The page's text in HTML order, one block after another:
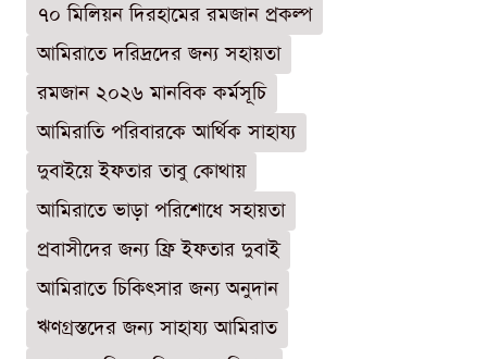
৭০ মিলিয়ন দিরহামের রমজান প্রকল্প
আমিরাতে দরিদ্রদের জন্য সহায়তা
রমজান ২০২৬ মানবিক কর্মসূচি
আমিরাতি পরিবারকে আর্থিক সাহায্য
দুবাইয়ে ইফতার তাবু কোথায়
আমিরাতে ভাড়া পরিশোধে সহায়তা
প্রবাসীদের জন্য ফ্রি ইফতার দুবাই
আমিরাতে চিকিৎসার জন্য অনুদান
ঋণগ্রস্তদের জন্য সাহায্য আমিরাত